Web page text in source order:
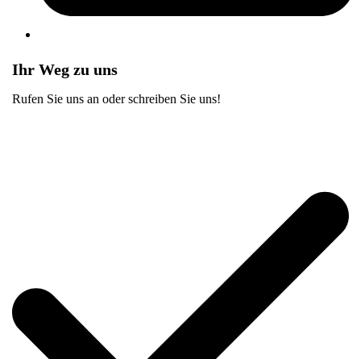
Ihr Weg zu uns
Rufen Sie uns an oder schreiben Sie uns!